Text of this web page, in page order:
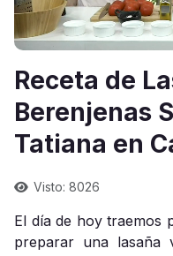
Receta de
Berenjenas
Tatiana en
Visto: 8026
El día de hoy traemos
preparar una lasaña